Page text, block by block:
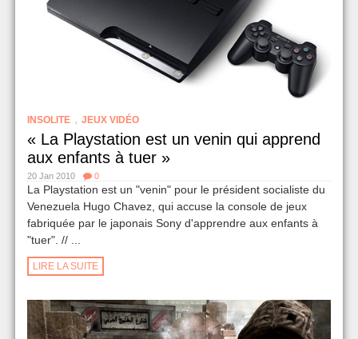
INSOLITE , JEUX VIDÉO
« La Playstation est un venin qui apprend
aux enfants à tuer »
20 Jan 2010 0
La Playstation est un "venin" pour le président socialiste du
Venezuela Hugo Chavez, qui accuse la console de jeux
fabriquée par le japonais Sony d'apprendre aux enfants à
"tuer". // ...
LIRE LA SUITE